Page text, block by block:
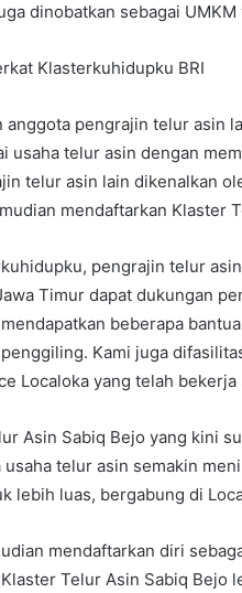
dinobatkan sebagai
Klasterkuhidupku BRI
anggota pengrajin telur asin
usaha telur asin dengan
telur asin lain dikenalkan
mendaftarkan Klaster
pengrajin telur
Timur dapat dukungan
beberapa
Kami juga
Localoka yang telah bekerja
Asin Sabiq Bejo yang kini
telur asin semakin
lebih luas, bergabung di
mendaftarkan diri
Telur Asin Sabiq Bejo